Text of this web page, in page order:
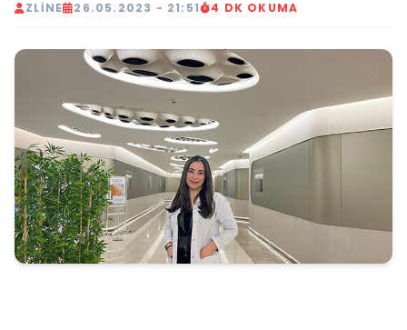
ZLINE 26.05.2023 - 21:51 4 DK OKUMA